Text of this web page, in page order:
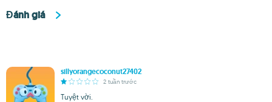
Đánh giá
sillyorangecoconut27402
2 tuần trước
Tuyệt vời.